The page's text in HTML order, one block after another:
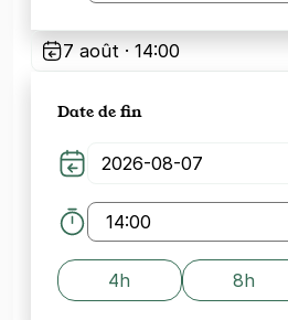
7 août · 14:00
Date de fin
4h 8h